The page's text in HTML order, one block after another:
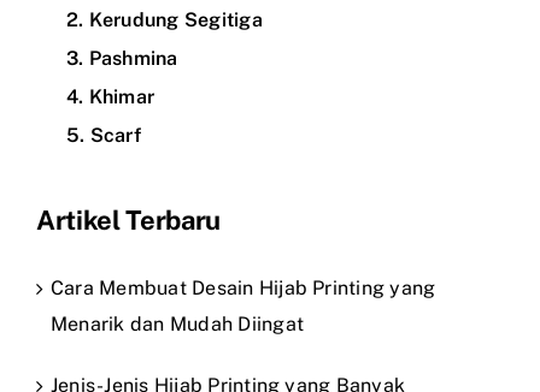
2. Kerudung Segitiga
3. Pashmina
4. Khimar
5. Scarf
Artikel Terbaru
Cara Membuat Desain Hijab Printing yang
Menarik dan Mudah Diingat
Jenis-Jenis Hijab Printing yang Banyak